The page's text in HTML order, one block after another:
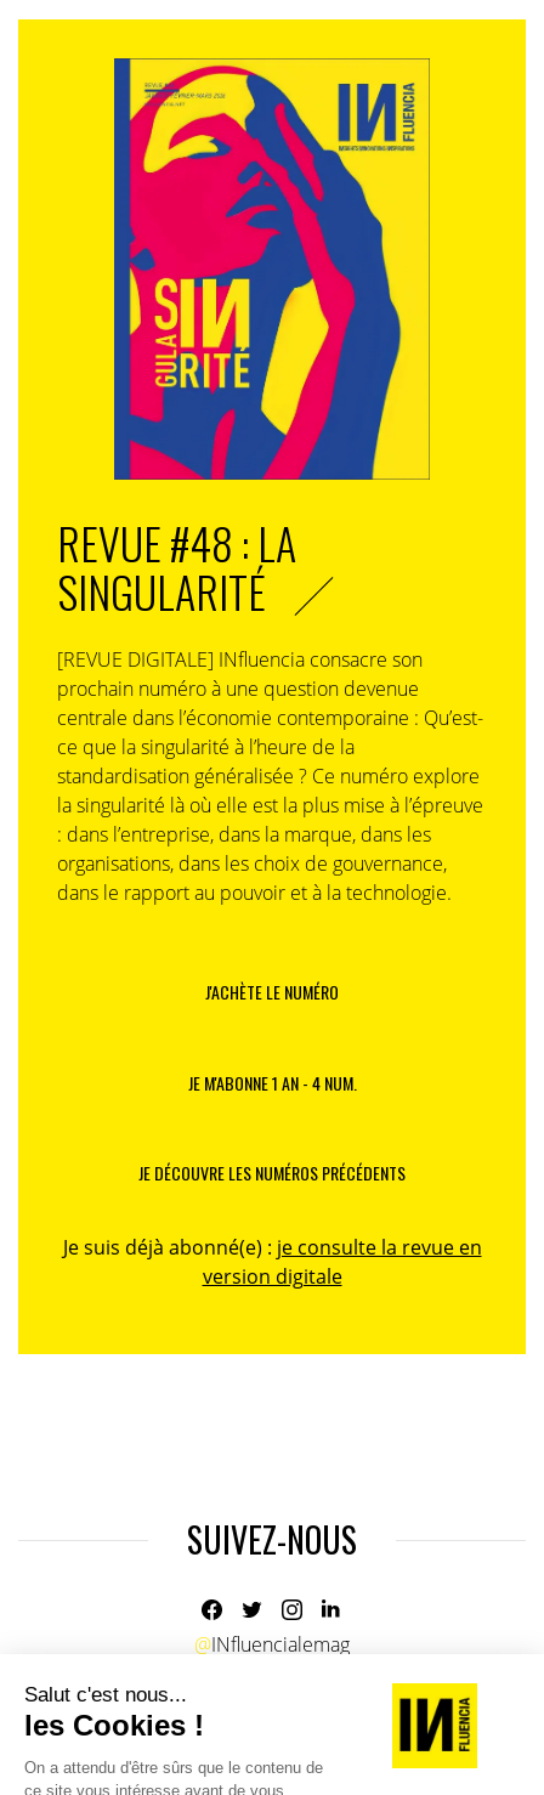
REVUE #48 : LA
SINGULARITÉ
[REVUE DIGITALE] INfluencia consacre son
prochain numéro à une question devenue
centrale dans l’économie contemporaine : Qu’est-
ce que la singularité à l’heure de la
standardisation généralisée ? Ce numéro explore
la singularité là où elle est la plus mise à l’épreuve
: dans l’entreprise, dans la marque, dans les
organisations, dans les choix de gouvernance,
dans le rapport au pouvoir et à la technologie.
J'ACHÈTE LE NUMÉRO
JE M'ABONNE 1 AN - 4 NUM.
JE DÉCOUVRE LES NUMÉROS PRÉCÉDENTS
Je suis déjà abonné(e) : je consulte la revue en
version digitale
SUIVEZ-NOUS
@INfluencialemag